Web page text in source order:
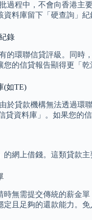
過程中，不會向香港
料庫留下「硬查詢」
錄
的環聯信貸評級。同
的信貸報告顯得更「
(如TE)
於貸款機構無法透過
資料庫」。如果您的
網上借錢。這類貸款
時無需提交傳統的薪金
且足夠的還款能力。免